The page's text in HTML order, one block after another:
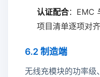
认证配合：EMC
项目清单逐项对齐
6.2 制造端
无线充模块的功率级